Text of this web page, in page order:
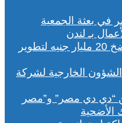
ڤودافون مصر تعلن ضخ 20 مليار جنيه لتطوير
“دي دي مصر” و”مصر
الأضحية